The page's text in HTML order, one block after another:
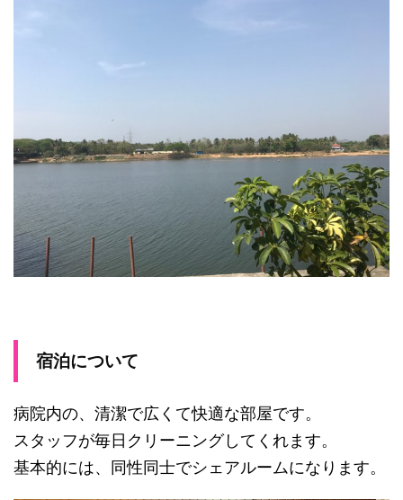
宿泊について
病院内の、清潔で広くて快適な部屋です。
スタッフが毎日クリーニングしてくれます。
基本的には、同性同士でシェアルームになります。